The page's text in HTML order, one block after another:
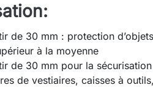
de 30 mm : protection
à la moyenne
de 30 mm pour la
de vestiaires, caisses à